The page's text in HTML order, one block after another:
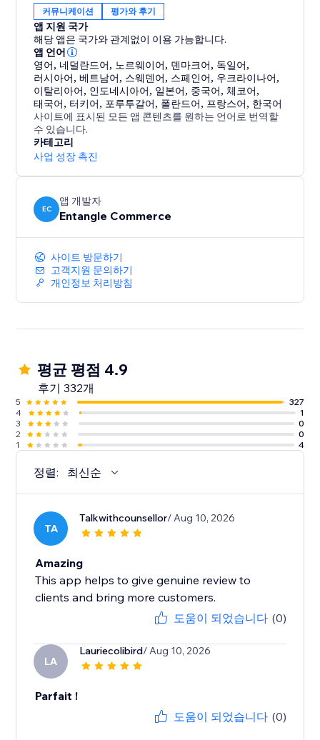
커뮤니케이션 평가와 후기
앱 지원 국가
해당 앱은 국가와 관계없이 이용 가능합니다.
앱 언어
영어, 네덜란드어, 노르웨이어, 덴마크어, 독일어,
러시아어,베트남어, 스웨덴어, 스페인어, 우크라이나어,
이탈리아어, 인도네시아어, 일본어, 중국어, 체코어,
태국어, 터키어, 포루투갈어, 폴란드어, 프랑스어, 한국어
사이트에 표시된 모든 앱 콘텐츠를 원하는 언어로 번역할
수 있습니다.
카테고리
사업 성장 촉진
EC
앱 개발자
Entangle Commerce
사이트 방문하기
고객지원 문의하기
개인정보 처리방침
평균 평점 4.9
후기 332개
5
327
4
1
3
0
2
0
1
4
정렬: 최신순
TA
Talkwithcounsellor/ Aug 10, 2026
Amazing
This app helps to give genuine review to
clients and bring more customers.
도움이 되었습니다 (0)
LA
Lauriecolibird/ Aug 10, 2026
Parfait !
도움이 되었습니다 (0)